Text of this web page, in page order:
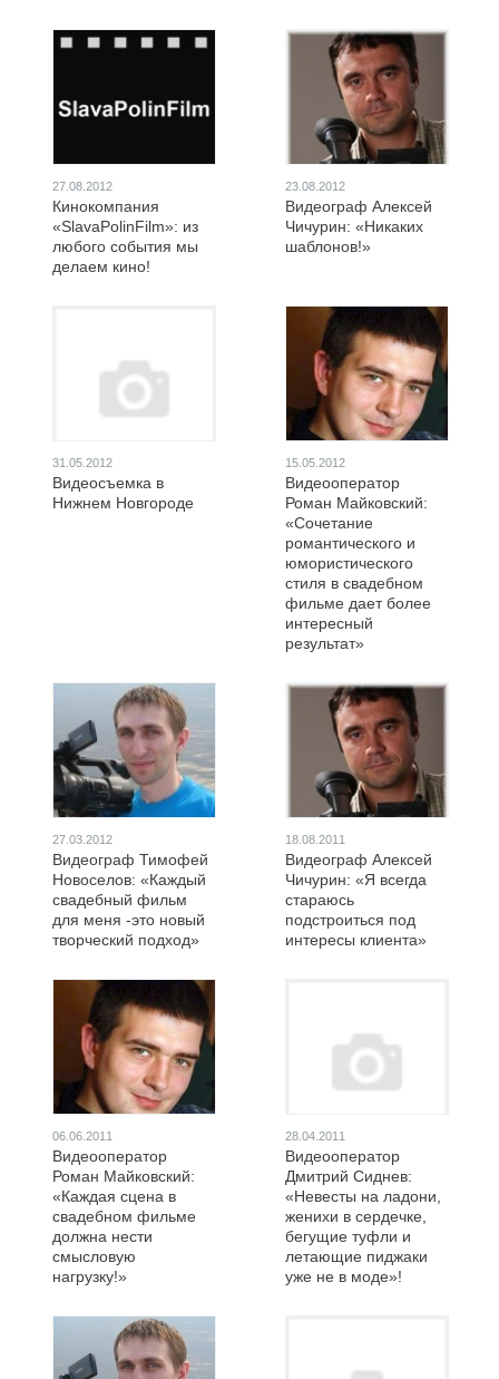
27.08.2012
Кинокомпания
«SlavaPolinFilm»: из
любого события мы
делаем кино!
23.08.2012
Видеограф Алексей
Чичурин: «Никаких
шаблонов!»
31.05.2012
Видеосъемка в
Нижнем Новгороде
15.05.2012
Видеооператор
Роман Майковский:
«Сочетание
романтического и
юмористического
стиля в свадебном
фильме дает более
интересный
результат»
27.03.2012
Видеограф Тимофей
Новоселов: «Каждый
свадебный фильм
для меня -это новый
творческий подход»
18.08.2011
Видеограф Алексей
Чичурин: «Я всегда
стараюсь
подстроиться под
интересы клиента»
06.06.2011
Видеооператор
Роман Майковский:
«Каждая сцена в
свадебном фильме
должна нести
смысловую
нагрузку!»
28.04.2011
Видеооператор
Дмитрий Сиднев:
«Невесты на ладони,
женихи в сердечке,
бегущие туфли и
летающие пиджаки
уже не в моде»!